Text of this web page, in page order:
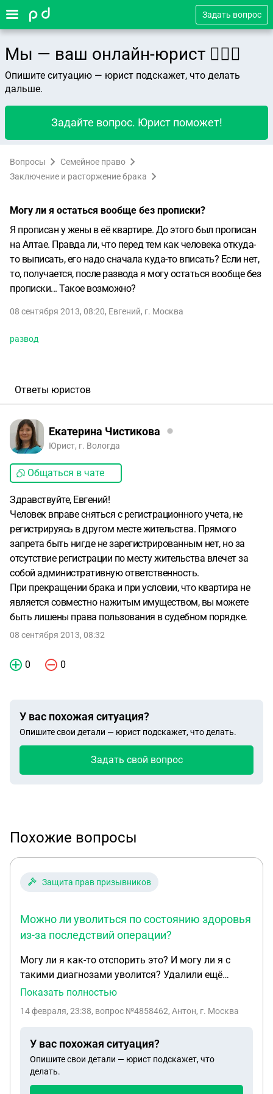
Задать вопрос
Мы — ваш онлайн-юрист 👨🏻‍⚖️
Опишите ситуацию — юрист подскажет, что делать
дальше.
Задайте вопрос. Юрист поможет!
Вопросы
Семейное право
Заключение и расторжение брака
Могу ли я остаться вообще без прописки?
Я прописан у жены в её квартире. До этого был прописан
на Алтае. Правда ли, что перед тем как человека откуда-
то выписать, его надо сначала куда-то вписать? Если нет,
то, получается, после развода я могу остаться вообще без
прописки... Такое возможно?
08 сентября 2013, 08:20, Евгений, г. Москва
развод
Ответы юристов
Екатерина Чистикова
Юрист, г. Вологда
Общаться в чате
Здравствуйте, Евгений!
Человек вправе сняться с регистрационного учета, не
регистрируясь в другом месте жительства. Прямого
запрета быть нигде не зарегистрированным нет, но за
отсутствие регистрации по месту жительства влечет за
собой административную ответственность.
При прекращении брака и при условии, что квартира не
является совместно нажитым имуществом, вы можете
быть лишены права пользования в судебном порядке.
08 сентября 2013, 08:32
0 0
У вас похожая ситуация?
Опишите свои детали — юрист подскажет, что делать.
Задать свой вопрос
Похожие вопросы
Защита прав призывников
Можно ли уволиться по состоянию здоровья
из-за последствий операции?
Могу ли я как-то отспорить это? И могу ли я с
такими диагнозами уволится? Удалили ещё
гематому с гноем, щас снова развивается и болит,
ничего делать, особенно связанное с физ
Показать полностью
14 февраля, 23:38, вопрос №4858462, Антон, г. Москва
У вас похожая ситуация?
Опишите свои детали — юрист подскажет, что
делать.